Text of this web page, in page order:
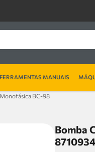
FERRAMENTAS MANUAIS
BC-98
Bomba